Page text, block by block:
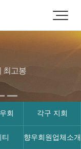
최고봉
회 각구 지회
티 향우회원업체소개